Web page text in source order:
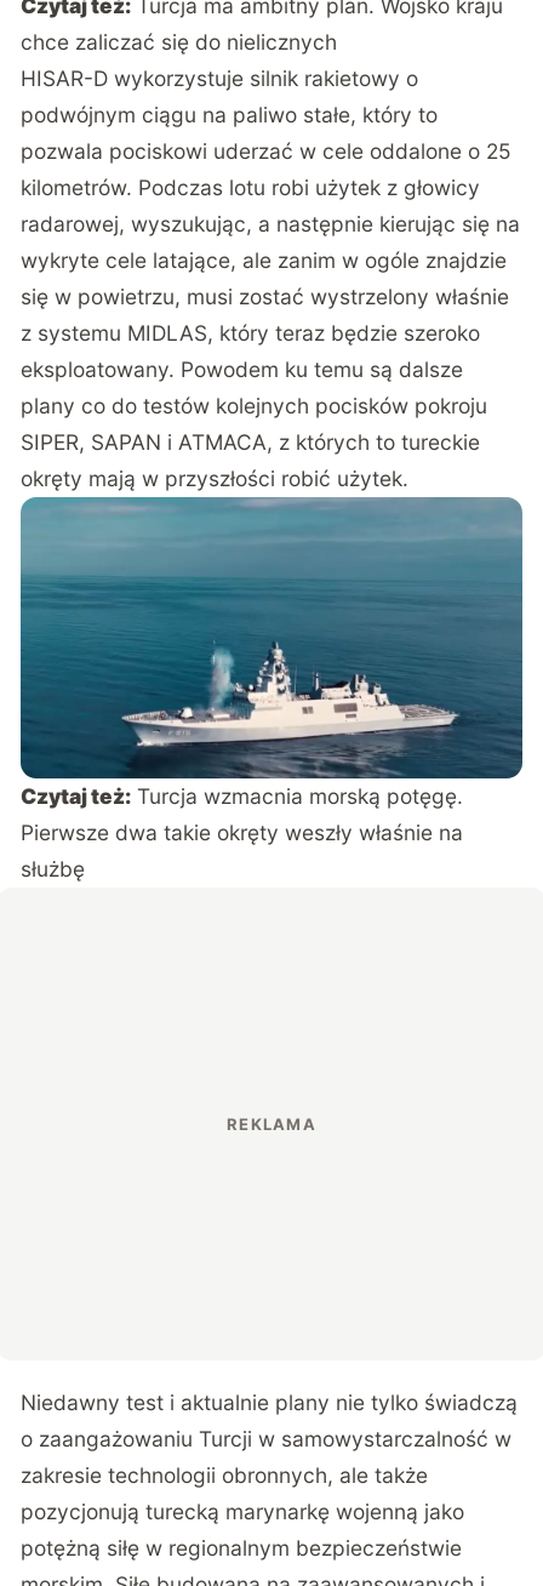
Czytaj też:
Turcja ma ambitny plan. Wojsko kraju
chce zaliczać się do nielicznych
HISAR-D wykorzystuje silnik rakietowy o
podwójnym ciągu na paliwo stałe, który to
pozwala pociskowi uderzać w cele oddalone o 25
kilometrów. Podczas lotu robi użytek z głowicy
radarowej, wyszukując, a następnie kierując się na
wykryte cele latające, ale zanim w ogóle znajdzie
się w powietrzu, musi zostać wystrzelony właśnie
z systemu MIDLAS, który teraz będzie szeroko
eksploatowany. Powodem ku temu są dalsze
plany co do testów kolejnych pocisków pokroju
SIPER, SAPAN i ATMACA, z których to tureckie
okręty mają w przyszłości robić użytek.
Czytaj też: Turcja wzmacnia morską potęgę.
Pierwsze dwa takie okręty weszły właśnie na
służbę
Niedawny test i aktualnie plany nie tylko świadczą
o zaangażowaniu Turcji w samowystarczalność w
zakresie technologii obronnych, ale także
pozycjonują turecką marynarkę wojenną jako
potężną siłę w regionalnym bezpieczeństwie